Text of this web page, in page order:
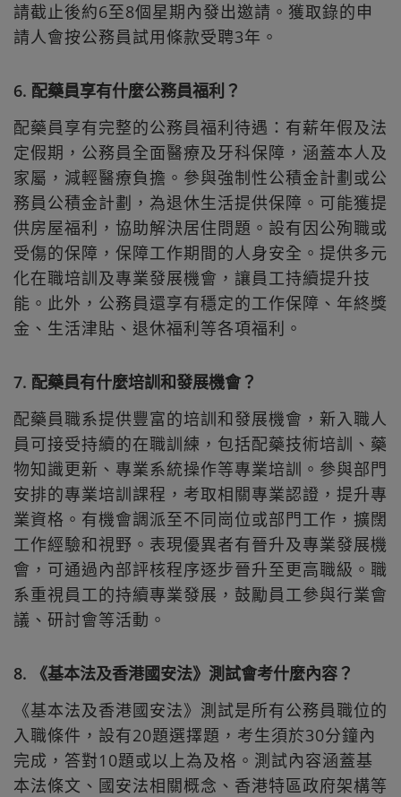
請截止後約6至8個星期內發出邀請。獲取錄的申
請人會按公務員試用條款受聘3年。
6. 配藥員享有什麼公務員福利？
配藥員享有完整的公務員福利待遇：有薪年假及法
定假期，公務員全面醫療及牙科保障，涵蓋本人及
家屬，減輕醫療負擔。參與強制性公積金計劃或公
務員公積金計劃，為退休生活提供保障。可能獲提
供房屋福利，協助解決居住問題。設有因公殉職或
受傷的保障，保障工作期間的人身安全。提供多元
化在職培訓及專業發展機會，讓員工持續提升技
能。此外，公務員還享有穩定的工作保障、年終獎
金、生活津貼、退休福利等各項福利。
7. 配藥員有什麼培訓和發展機會？
配藥員職系提供豐富的培訓和發展機會，新入職人
員可接受持續的在職訓練，包括配藥技術培訓、藥
物知識更新、專業系統操作等專業培訓。參與部門
安排的專業培訓課程，考取相關專業認證，提升專
業資格。有機會調派至不同崗位或部門工作，擴闊
工作經驗和視野。表現優異者有晉升及專業發展機
會，可通過內部評核程序逐步晉升至更高職級。職
系重視員工的持續專業發展，鼓勵員工參與行業會
議、研討會等活動。
8. 《基本法及香港國安法》測試會考什麼內容？
《基本法及香港國安法》測試是所有公務員職位的
入職條件，設有20題選擇題，考生須於30分鐘內
完成，答對10題或以上為及格。測試內容涵蓋基
本法條文、國安法相關概念、香港特區政府架構等